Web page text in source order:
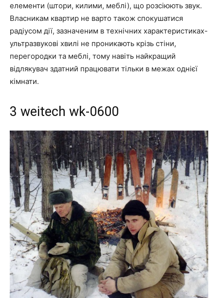
елементи (штори, килими, меблі), що розсіюють звук.
Власникам квартир не варто також спокушатися
радіусом дії, зазначеним в технічних характеристиках-
ультразвукові хвилі не проникають крізь стіни,
перегородки та меблі, тому навіть найкращий
відлякувач здатний працювати тільки в межах однієї
кімнати.
3 weitech wk-0600